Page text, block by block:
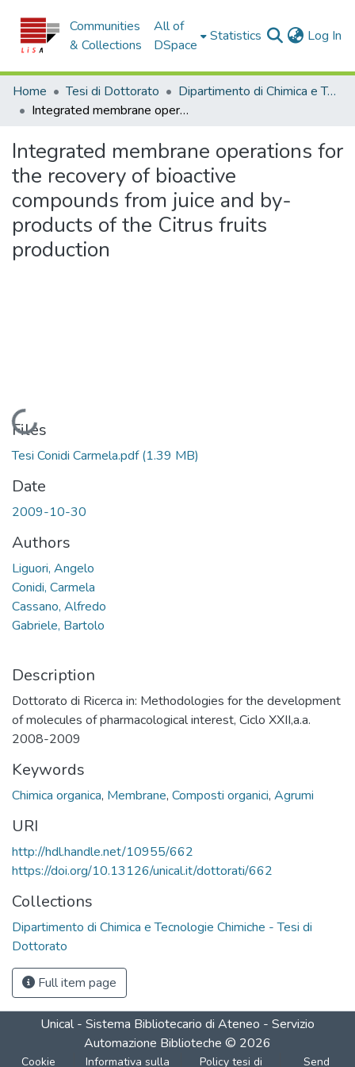
Communities
& Collections
All of
DSpace
Statistics Log In
Home Tesi di Dottorato
Dipartimento di Chimica e Tecnologie Chimiche - Tesi di Dottorato
Integrated membrane operations for the recovery of bioactive compounds from juice and by-products of the Citrus fruits production
Integrated membrane operations for
the recovery of bioactive
compounds from juice and by-
products of the Citrus fruits
production
Loading...
Files
Tesi Conidi Carmela.pdf(1.39 MB)
Date
2009-10-30
Authors
Liguori, Angelo
Conidi, Carmela
Cassano, Alfredo
Gabriele, Bartolo
Description
Dottorato di Ricerca in: Methodologies for the development
of molecules of pharmacological interest, Ciclo XXII,a.a.
2008-2009
Keywords
Chimica organica, Membrane, Composti organici, Agrumi
URI
http://hdl.handle.net/10955/662
https://doi.org/10.13126/unical.it/dottorati/662
Collections
Dipartimento di Chimica e Tecnologie Chimiche - Tesi di
Dottorato
Full item page
Unical - Sistema Bibliotecario di Ateneo - Servizio
Automazione Biblioteche © 2026
Cookie Informativa sulla Policy tesi di Send